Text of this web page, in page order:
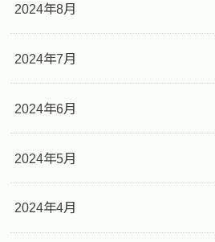
2024年8月
2024年7月
2024年6月
2024年5月
2024年4月